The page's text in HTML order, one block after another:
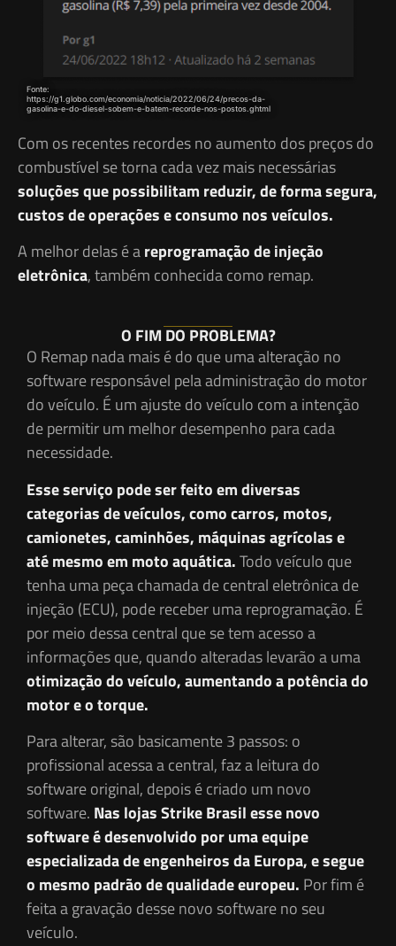
Fonte:
https://g1.globo.com/economia/noticia/2022/06/24/precos-da-
gasolina-e-do-diesel-sobem-e-batem-recorde-nos-postos.ghtml
Com os recentes recordes no aumento dos preços do
combustível se torna cada vez mais necessárias
soluções que possibilitam reduzir, de forma segura,
custos de operações e consumo nos veículos.
A melhor delas é areprogramação de injeção
eletrônica, também conhecida como remap.
O FIM DO PROBLEMA?
O Remap nada mais é do que uma alteração no
software responsável pela administração do motor
do veículo. É um ajuste do veículo com a intenção
de permitir um melhor desempenho para cada
necessidade.
Esse serviço pode ser feito em diversas
categorias de veículos, como carros, motos,
camionetes, caminhões, máquinas agrícolas e
até mesmo em moto aquática.Todo veículo que
tenha uma peça chamada de central eletrônica de
injeção (ECU), pode receber uma reprogramação. É
por meio dessa central que se tem acesso a
informações que, quando alteradas levarão a uma
otimização do veículo, aumentando a potência do
motor e o torque.
Para alterar, são basicamente 3 passos: o
profissional acessa a central, faz a leitura do
software original, depois é criado um novo
software. Nas lojas Strike Brasil esse novo
software é desenvolvido por uma equipe
especializada de engenheiros da Europa, e segue
o mesmo padrão de qualidade europeu. Por fim é
feita a gravação desse novo software no seu
veículo.